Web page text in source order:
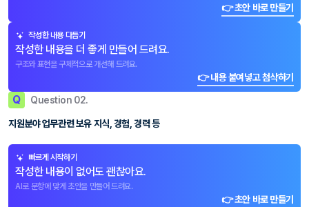
👉 초안 바로 만들기
작성한 내용 다듬기
작성한 내용을 더 좋게 만들어 드려요.
구조와 표현을 구체적으로 개선해 드려요.
👉 내용 붙여넣고 첨삭하기
Q Question 02.
지원분야 업무관련 보유 지식, 경험, 경력 등
빠르게 시작하기
작성한 내용이 없어도 괜찮아요.
AI로 문항에 맞게 초안을 만들어 드려요.
👉 초안 바로 만들기